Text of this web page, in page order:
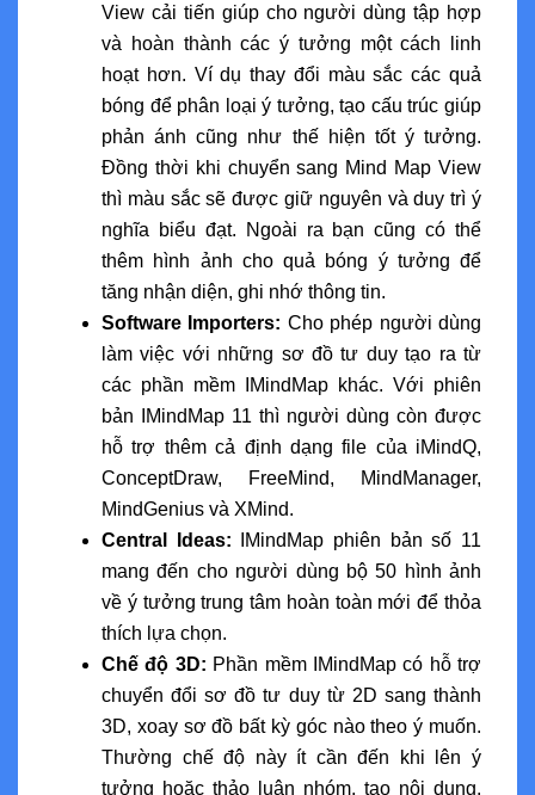
View cải tiến giúp cho người dùng tập hợp
và hoàn thành các ý tưởng một cách linh
hoạt hơn. Ví dụ thay đổi màu sắc các quả
bóng để phân loại ý tưởng, tạo cấu trúc giúp
phản ánh cũng như thế hiện tốt ý tưởng.
Đồng thời khi chuyển sang Mind Map View
thì màu sắc sẽ được giữ nguyên và duy trì ý
nghĩa biểu đạt. Ngoài ra bạn cũng có thể
thêm hình ảnh cho quả bóng ý tưởng để
tăng nhận diện, ghi nhớ thông tin.
Software Importers: Cho phép người dùng
làm việc với những sơ đồ tư duy tạo ra từ
các phần mềm IMindMap khác. Với phiên
bản IMindMap 11 thì người dùng còn được
hỗ trợ thêm cả định dạng file của iMindQ,
ConceptDraw, FreeMind, MindManager,
MindGenius và XMind.
Central Ideas: IMindMap phiên bản số 11
mang đến cho người dùng bộ 50 hình ảnh
về ý tưởng trung tâm hoàn toàn mới để thỏa
thích lựa chọn.
Chế độ 3D: Phần mềm IMindMap có hỗ trợ
chuyển đổi sơ đồ tư duy từ 2D sang thành
3D, xoay sơ đồ bất kỳ góc nào theo ý muốn.
Thường chế độ này ít cần đến khi lên ý
tưởng hoặc thảo luận nhóm, tạo nội dung.